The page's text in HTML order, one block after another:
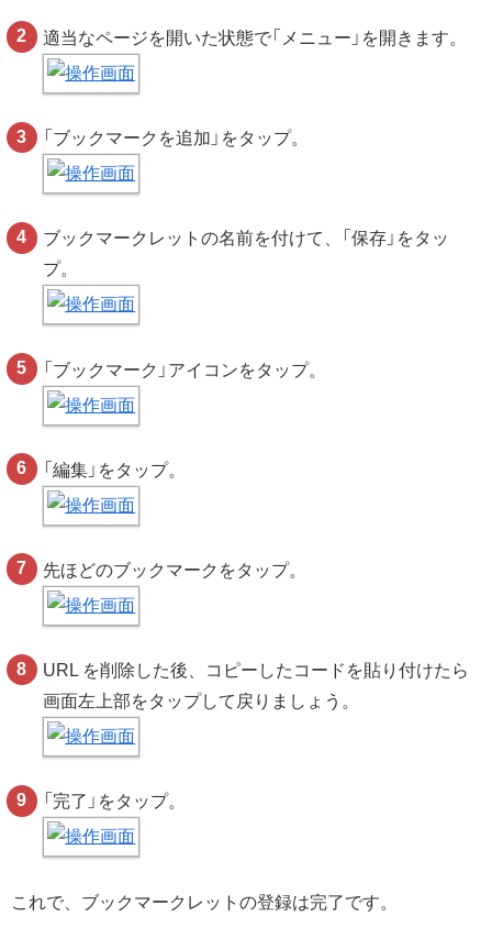
適当なページを開いた状態で「メニュー」を開きます。
「ブックマークを追加」をタップ。
ブックマークレットの名前を付けて、「保存」をタッ
プ。
「ブックマーク」アイコンをタップ。
「編集」をタップ。
先ほどのブックマークをタップ。
URL を削除した後、コピーしたコードを貼り付けたら
画面左上部をタップして戻りましょう。
「完了」をタップ。
これで、ブックマークレットの登録は完了です。